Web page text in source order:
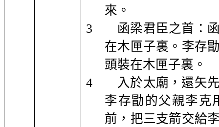
來。
3
函梁君臣之首：
在木匣子裏。李存
頭裝在木匣子裏。
4
入於太廟，還矢
李存勖的父親李克
前，把三支箭交給